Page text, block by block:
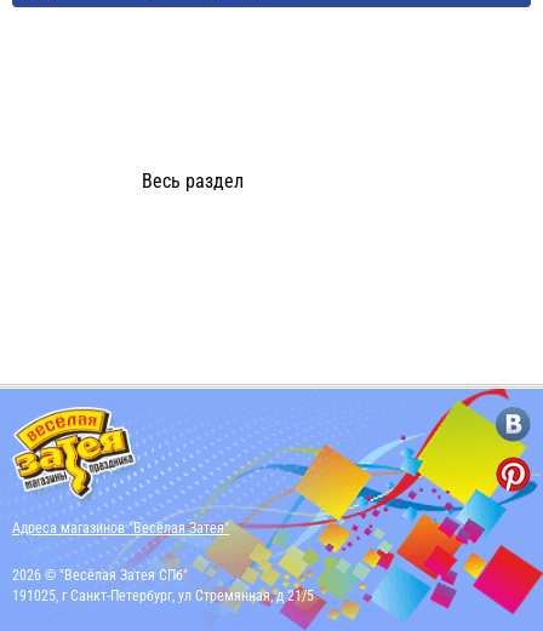
Весь раздел
Адреса магазинов "Весёлая Затея"
2026 © "Весёлая Затея СПб"
191025, г Санкт-Петербург, ул Стремянная, д 21/5